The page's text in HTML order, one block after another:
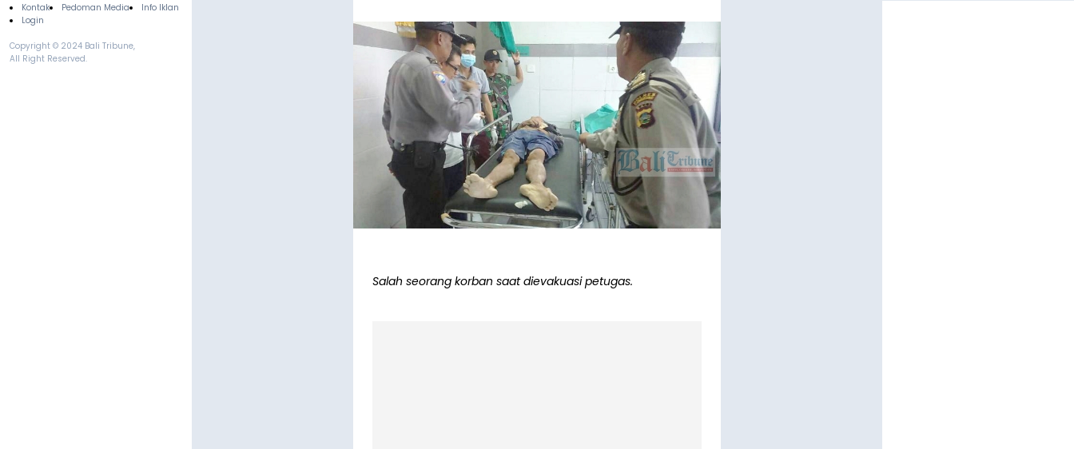
Footer
Kontak
Pedoman Media
Info Iklan
Login
Copyright © 2024 Bali Tribune,
All Right Reserved.
Salah seorang korban saat dievakuasi petugas.